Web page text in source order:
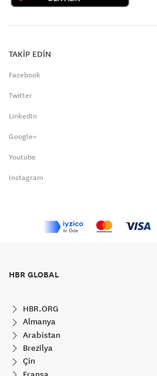
TAKİP EDİN
Facebook
Twitter
LinkedIn
Google+
Youtube
Instagram
HBR GLOBAL
HBR.ORG
Almanya
Arabistan
Brezilya
Çin